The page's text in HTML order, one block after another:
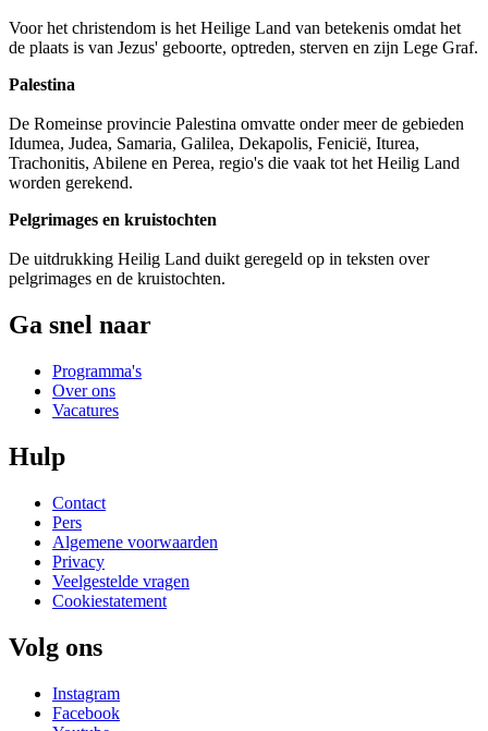
Voor het christendom is het Heilige Land van betekenis omdat het
de plaats is van Jezus' geboorte, optreden, sterven en zijn Lege Graf.
Palestina
De Romeinse provincie Palestina omvatte onder meer de gebieden
Idumea, Judea, Samaria, Galilea, Dekapolis, Fenicië, Iturea,
Trachonitis, Abilene en Perea, regio's die vaak tot het Heilig Land
worden gerekend.
Pelgrimages en kruistochten
De uitdrukking Heilig Land duikt geregeld op in teksten over
pelgrimages en de kruistochten.
Ga snel naar
Programma's
Over ons
Vacatures
Hulp
Contact
Pers
Algemene voorwaarden
Privacy
Veelgestelde vragen
Cookiestatement
Volg ons
Instagram
Facebook